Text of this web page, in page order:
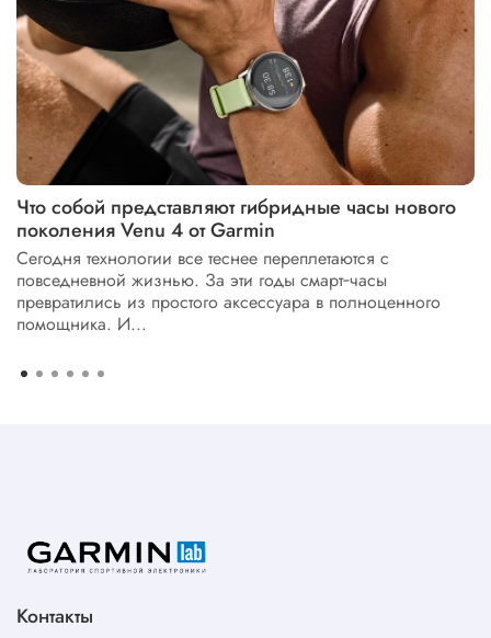
Что собой представляют гибридные часы нового
поколения Venu 4 от Garmin
Сегодня технологии все теснее переплетаются с
повседневной жизнью. За эти годы смарт‑часы
превратились из простого аксессуара в полноценного
помощника. И...
Контакты